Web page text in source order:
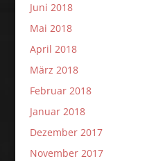
Juni 2018
Mai 2018
April 2018
März 2018
Februar 2018
Januar 2018
Dezember 2017
November 2017